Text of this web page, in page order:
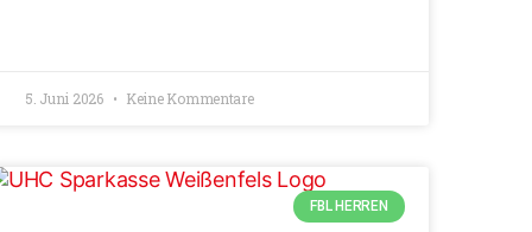
5. Juni 2026 Keine Kommentare
FBL HERREN